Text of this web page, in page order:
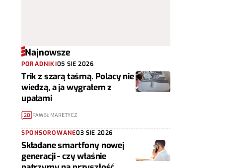
Najnowsze
PORADNIKI05 SIE 2026
Trik z szarą taśmą. Polacy nie
wiedzą, a ja wygrałem z
upałami
20 PAWEŁ MARETYCZ
SPONSOROWANE03 SIE 2026
Składane smartfony nowej
generacji - czy właśnie